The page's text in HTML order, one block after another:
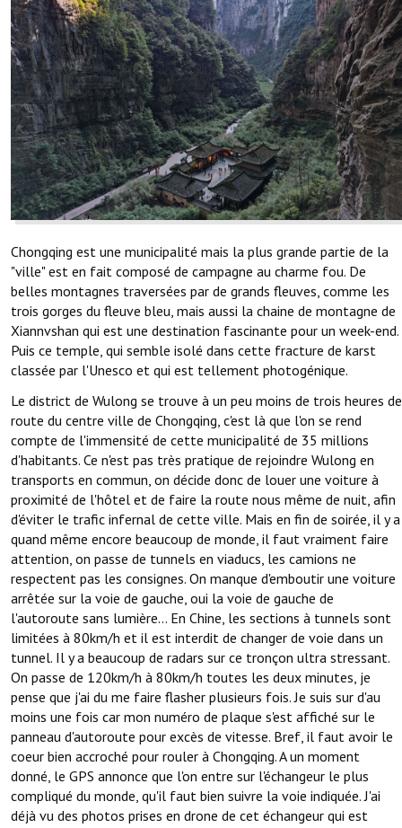
Chongqing est une municipalité mais la plus grande partie de la
"ville" est en fait composé de campagne au charme fou. De
belles montagnes traversées par de grands fleuves, comme les
trois gorges du fleuve bleu, mais aussi la chaine de montagne de
Xiannvshan qui est une destination fascinante pour un week-end.
Puis ce temple, qui semble isolé dans cette fracture de karst
classée par l'Unesco et qui est tellement photogénique.
Le district de Wulong se trouve à un peu moins de trois heures de
route du centre ville de Chongqing, c'est là que l'on se rend
compte de l'immensité de cette municipalité de 35 millions
d'habitants. Ce n'est pas très pratique de rejoindre Wulong en
transports en commun, on décide donc de louer une voiture à
proximité de l'hôtel et de faire la route nous même de nuit, afin
d'éviter le trafic infernal de cette ville. Mais en fin de soirée, il y a
quand même encore beaucoup de monde, il faut vraiment faire
attention, on passe de tunnels en viaducs, les camions ne
respectent pas les consignes. On manque d'emboutir une voiture
arrêtée sur la voie de gauche, oui la voie de gauche de
l'autoroute sans lumière... En Chine, les sections à tunnels sont
limitées à 80km/h et il est interdit de changer de voie dans un
tunnel. Il y a beaucoup de radars sur ce tronçon ultra stressant.
On passe de 120km/h à 80km/h toutes les deux minutes, je
pense que j'ai du me faire flasher plusieurs fois. Je suis sur d'au
moins une fois car mon numéro de plaque s'est affiché sur le
panneau d'autoroute pour excès de vitesse. Bref, il faut avoir le
coeur bien accroché pour rouler à Chongqing. A un moment
donné, le GPS annonce que l'on entre sur l'échangeur le plus
compliqué du monde, qu'il faut bien suivre la voie indiquée. J'ai
déjà vu des photos prises en drone de cet échangeur qui est